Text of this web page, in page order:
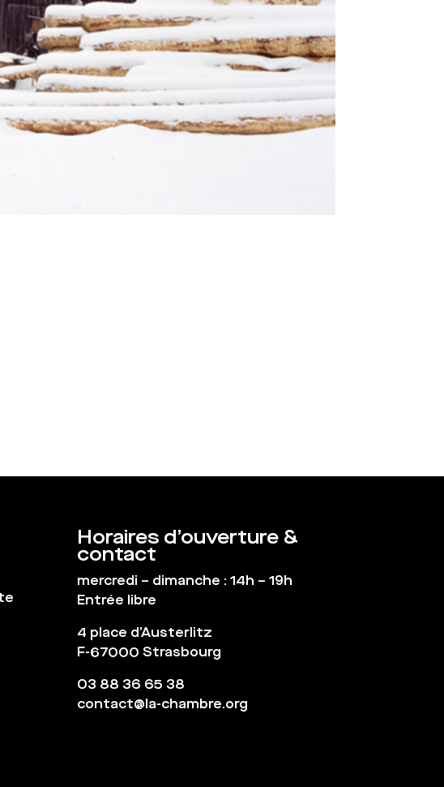
Horaires d’ouverture &
contact
mercredi – dimanche : 14h – 19h
Entrée libre
4 place d’Austerlitz
F-67000 Strasbourg
03 88 36 65 38
contact@la-chambre.org